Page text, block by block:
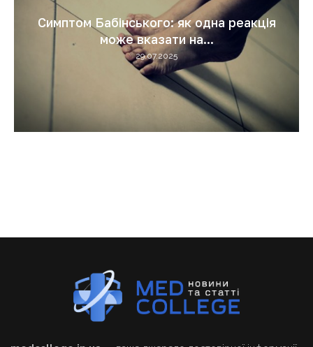
Симптом Бабінського: як одна реакція
може вказати на...
29.07.2025